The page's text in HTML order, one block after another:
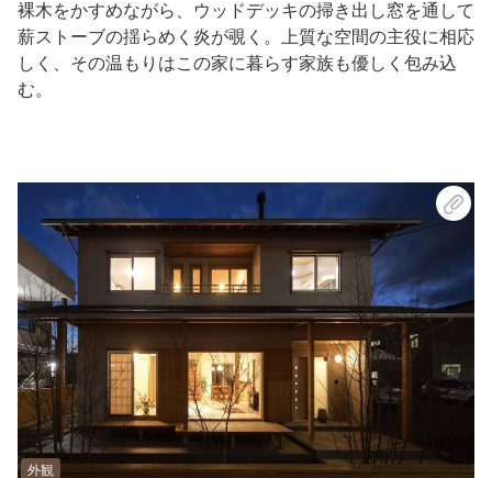
裸木をかすめながら、ウッドデッキの掃き出し窓を通して
薪ストーブの揺らめく炎が覗く。上質な空間の主役に相応
しく、その温もりはこの家に暮らす家族も優しく包み込
む。
外観